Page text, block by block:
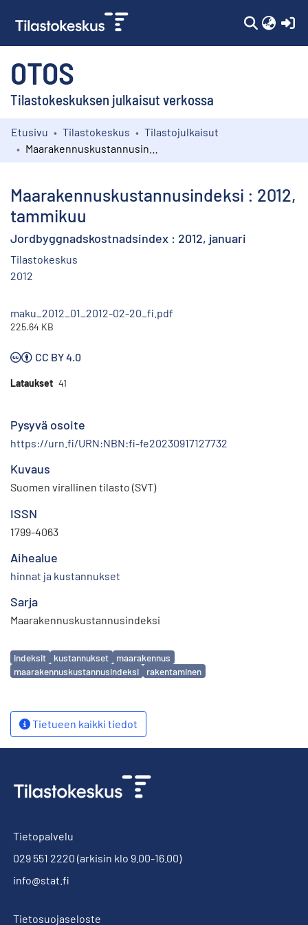
OTOS
Tilastokeskuksen julkaisut verkossa
Kokoelmat
Etusivu Tilastokeskus
Tilastojulkaisut
Maarakennuskustannusindeksi : 2012,
tammikuu
Jordbyggnadskostnadsindex : 2012, januari
Tilastokeskus
2012
maku_2012_01_2012-02-20_fi.pdf
225.64 KB
CC BY 4.0
Lataukset 41
Pysyvä osoite
https://urn.fi/URN:NBN:fi-fe20230917127732
Kuvaus
Suomen virallinen tilasto (SVT)
ISSN
1799-4063
Aihealue
hinnat ja kustannukset
Sarja
Maarakennuskustannusindeksi
Avainsanat
indeksit kustannukset
maarakennus
maarakennuskustannusindeksi
rakentaminen
Tietueen kaikki tiedot
Tietopalvelu
029 551 2220 (arkisin klo 9.00-16.00)
info@stat.fi
Tietosuojaseloste